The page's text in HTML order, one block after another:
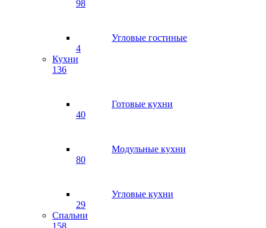
98
Угловые гостиные
4
Кухни
136
Готовые кухни
40
Модульные кухни
80
Угловые кухни
29
Спальни
158